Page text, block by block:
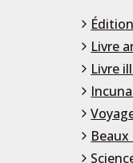
Livre
Livre